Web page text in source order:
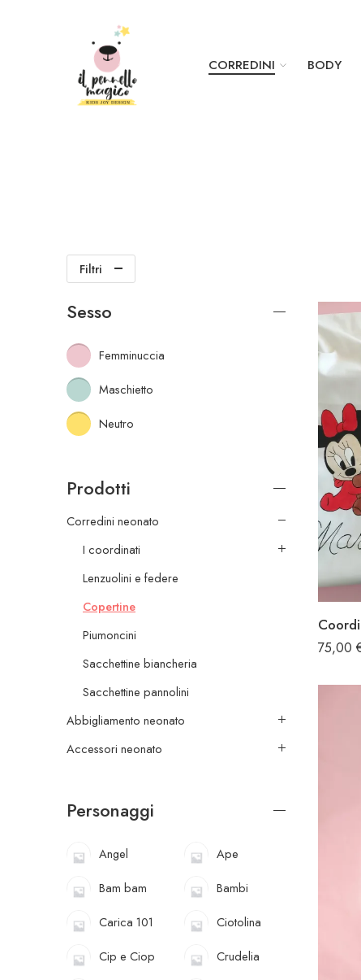
CORREDINI BODY
Filtri
75,00
Sesso
Femminuccia
Maschietto
Neutro
Prodotti
Corredini neonato
I coordinati
Lenzuolini e federe
Copertine
Piumoncini
Sacchettine biancheria
Sacchettine pannolini
Abbigliamento neonato
Accessori neonato
Personaggi
Angel
Ape
Bam bam
Bambi
Carica 101
Ciotolina
Cip e Ciop
Crudelia